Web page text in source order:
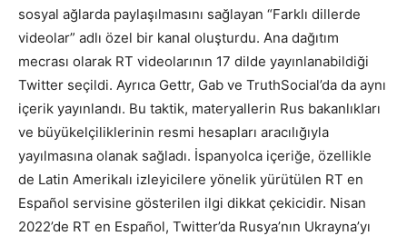
sosyal ağlarda paylaşılmasını sağlayan “Farklı dillerde
videolar” adlı özel bir kanal oluşturdu. Ana dağıtım
mecrası olarak RT videolarının 17 dilde yayınlanabildiği
Twitter seçildi. Ayrıca Gettr, Gab ve TruthSocial’da da aynı
içerik yayınlandı. Bu taktik, materyallerin Rus bakanlıkları
ve büyükelçiliklerinin resmi hesapları aracılığıyla
yayılmasına olanak sağladı. İspanyolca içeriğe, özellikle
de Latin Amerikalı izleyicilere yönelik yürütülen RT en
Español servisine gösterilen ilgi dikkat çekicidir. Nisan
2022’de RT en Español, Twitter’da Rusya’nın Ukrayna’yı